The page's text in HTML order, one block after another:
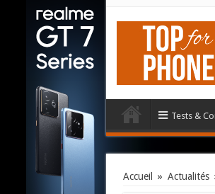
Tests &
Accueil » Actualités